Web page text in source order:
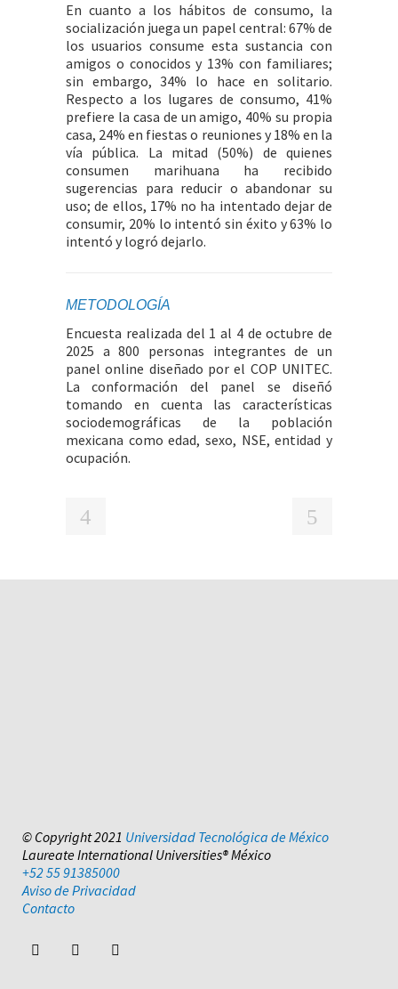
En cuanto a los hábitos de consumo, la
socialización juega un papel central: 67% de
los usuarios consume esta sustancia con
amigos o conocidos y 13% con familiares;
sin embargo, 34% lo hace en solitario.
Respecto a los lugares de consumo, 41%
prefiere la casa de un amigo, 40% su propia
casa, 24% en fiestas o reuniones y 18% en la
vía pública. La mitad (50%) de quienes
consumen marihuana ha recibido
sugerencias para reducir o abandonar su
uso; de ellos, 17% no ha intentado dejar de
consumir, 20% lo intentó sin éxito y 63% lo
intentó y logró dejarlo.
METODOLOGÍA
Encuesta realizada del 1 al 4 de octubre de
2025 a 800 personas integrantes de un
panel online diseñado por el COP UNITEC.
La conformación del panel se diseñó
tomando en cuenta las características
sociodemográficas de la población
mexicana como edad, sexo, NSE, entidad y
ocupación.
© Copyright 2021 Universidad Tecnológica de México
Laureate International Universities® México
+52 55 91385000
Aviso de Privacidad
Contacto